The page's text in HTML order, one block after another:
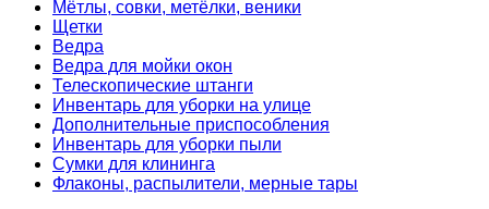
Мётлы, совки, метёлки, веники
Щетки
Ведра
Ведра для мойки окон
Телескопические штанги
Инвентарь для уборки на улице
Дополнительные приспособления
Инвентарь для уборки пыли
Сумки для клининга
Флаконы, распылители, мерные тары